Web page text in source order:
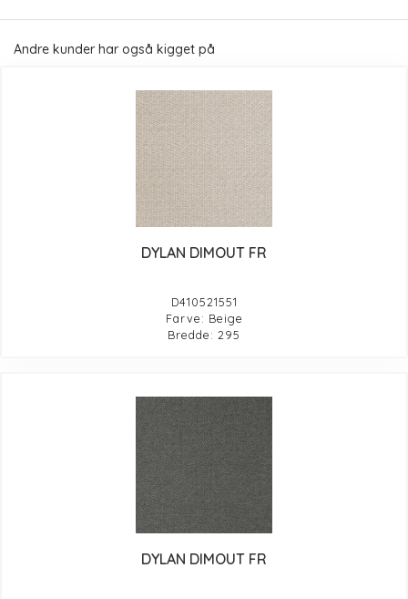
Andre kunder har også kigget på
DYLAN DIMOUT FR
D410521551
Farve: Beige
Bredde: 295
DYLAN DIMOUT FR